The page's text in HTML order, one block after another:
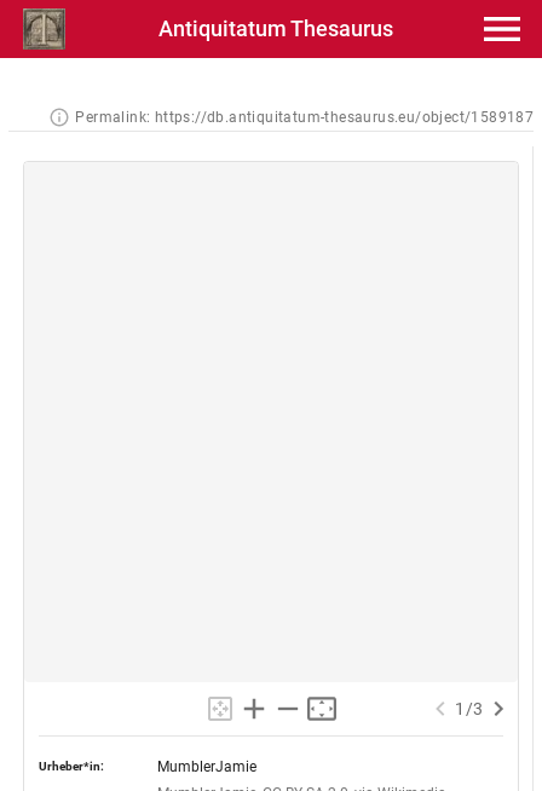
Antiquitatum Thesaurus
Permalink: https://db.antiquitatum-thesaurus.eu/object/1589187
1 /3
Urheber*in: MumblerJamie